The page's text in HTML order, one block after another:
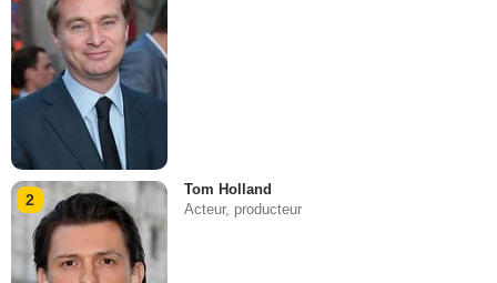
2
Tom Holland
Acteur, producteur